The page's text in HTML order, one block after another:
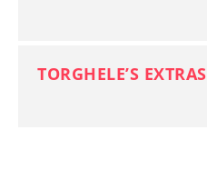
TORGHELE’S EXTRAS